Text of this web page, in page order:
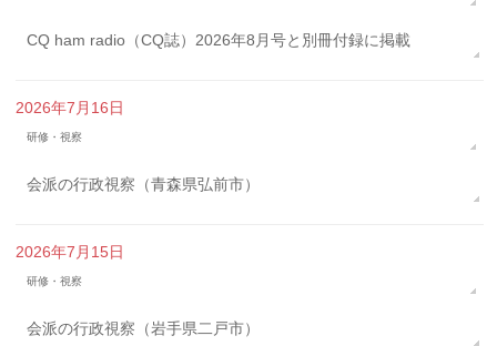
CQ ham radio（CQ誌）2026年8月号と別冊付録に掲載
2026年7月16日
研修・視察
会派の行政視察（青森県弘前市）
2026年7月15日
研修・視察
会派の行政視察（岩手県二戸市）